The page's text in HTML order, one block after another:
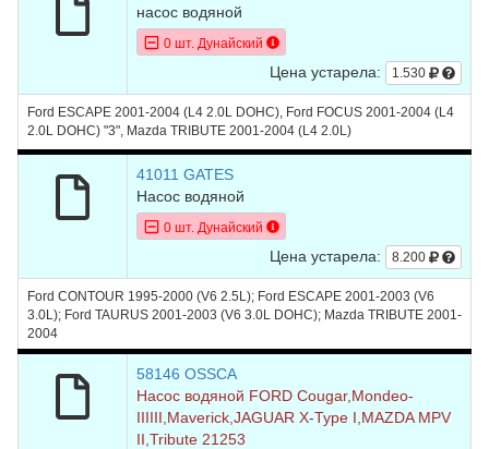
насос водяной
0 шт. Дунайский
Цена устарела: 1.530
Ford ESCAPE 2001-2004 (L4 2.0L DOHC), Ford FOCUS 2001-2004 (L4
2.0L DOHC) "3", Mazda TRIBUTE 2001-2004 (L4 2.0L)
41011 GATES
Насос водяной
0 шт. Дунайский
Цена устарела: 8.200
Ford CONTOUR 1995-2000 (V6 2.5L); Ford ESCAPE 2001-2003 (V6
3.0L); Ford TAURUS 2001-2003 (V6 3.0L DOHC); Mazda TRIBUTE 2001-
2004
58146 OSSCA
Насос водяной FORD Cougar,Mondeo-
IIIIII,Maverick,JAGUAR X-Type I,MAZDA MPV
II,Tribute 21253